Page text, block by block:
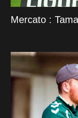
Mercato :